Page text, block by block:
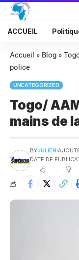
ACCUEIL
Accueil » Blog »
police
UNCATEGORIZED
Togo/
mains de
BYJULIEN
DATE DE